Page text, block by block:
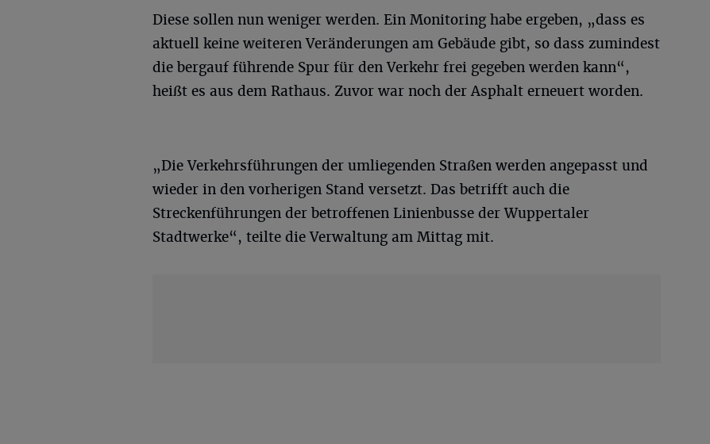
Diese sollen nun weniger werden. Ein Monitoring habe ergeben, „dass es
aktuell keine weiteren Veränderungen am Gebäude gibt, so dass zumindest
die bergauf führende Spur für den Verkehr frei gegeben werden kann“,
heißt es aus dem Rathaus. Zuvor war noch der Asphalt erneuert worden.
„Die Verkehrsführungen der umliegenden Straßen werden angepasst und
wieder in den vorherigen Stand versetzt. Das betrifft auch die
Streckenführungen der betroffenen Linienbusse der Wuppertaler
Stadtwerke“, teilte die Verwaltung am Mittag mit.